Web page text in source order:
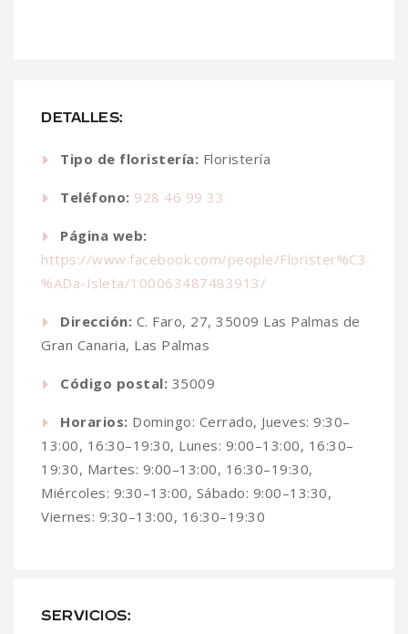
DETALLES:
Tipo de floristería: Floristería
Teléfono: 928 46 99 33
Página web:
https://www.facebook.com/people/Florister%C3
%ADa-Isleta/100063487483913/
Dirección: C. Faro, 27, 35009 Las Palmas de
Gran Canaria, Las Palmas
Código postal: 35009
Horarios: Domingo: Cerrado, Jueves: 9:30–
13:00, 16:30–19:30, Lunes: 9:00–13:00, 16:30–
19:30, Martes: 9:00–13:00, 16:30–19:30,
Miércoles: 9:30–13:00, Sábado: 9:00–13:30,
Viernes: 9:30–13:00, 16:30–19:30
SERVICIOS: